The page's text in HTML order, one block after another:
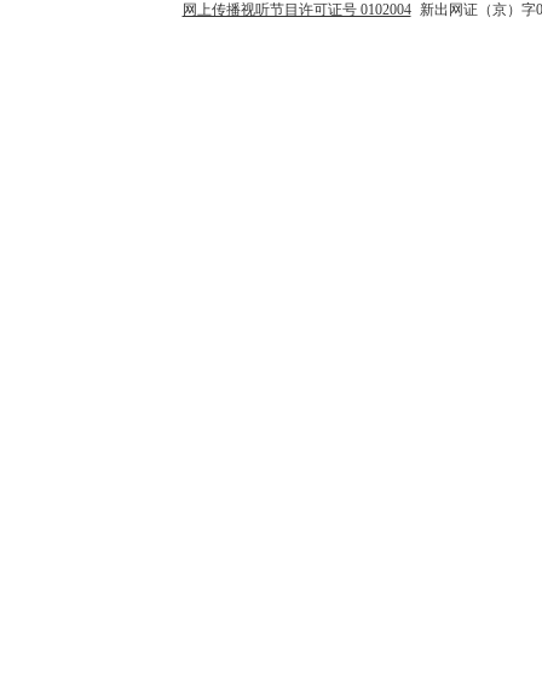
网上传播视听节目许可证号 0102004 新出网证（京）